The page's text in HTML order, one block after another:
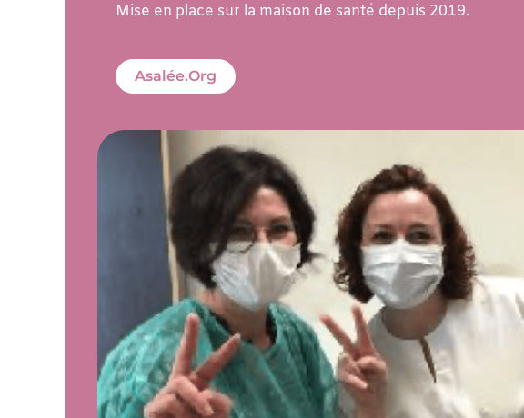
Mise en place sur la maison de santé depuis 2019.
Asalée.org